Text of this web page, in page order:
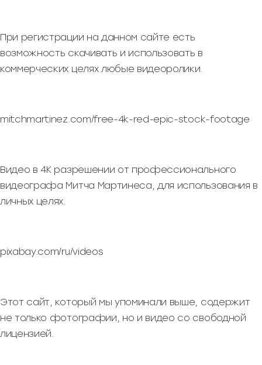
При регистрации на данном сайте есть
возможность скачивать и использовать в
коммерческих целях любые видеоролики.
mitchmartinez.com/free-4k-red-epic-stock-footage
Видео в 4К разрешении от профессионального
видеографа Митча Мартинеса, для использования в
личных целях.
pixabay.com/ru/videos
Этот сайт, который мы упоминали выше, содержит
не только фотографии, но и видео со свободной
лицензией.